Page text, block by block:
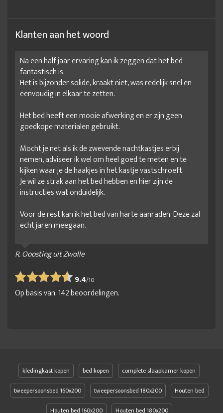
Klanten aan het woord
Na een half jaar ervaring kan ik zeggen dat het bed
fantastisch is.
Het is bijzonder solide, kraakt niet, was redelijk snel en
eenvoudig in elkaar te zetten.
Het bed heeft een mooie afwerking en er zijn geen
goedkope materialen gebruikt.
Mocht je net als ik de zwevende nachtkastjes erbij
nemen, adviseer ik wel om heel goed te meten en te
kijken waar je de haakjes in het kastje vastschroeft.
Je wil ze strak aan het bed hebben en hier zijn de
instructies wat onduidelijk.
Voor de rest kan ik het bed van harte aanraden. Deze zal
echt jaren meegaan.
R. Ooosting uit Zwolle
9.4/10
Op basis van:142beoordelingen.
kledingkast kopen bed kopen
complete slaapkamer kopen
tweepersoonsbed 160x200
tweepersoonsbed 180x200
Houten bed
Houten bed 160x200
Houten bed 180x200